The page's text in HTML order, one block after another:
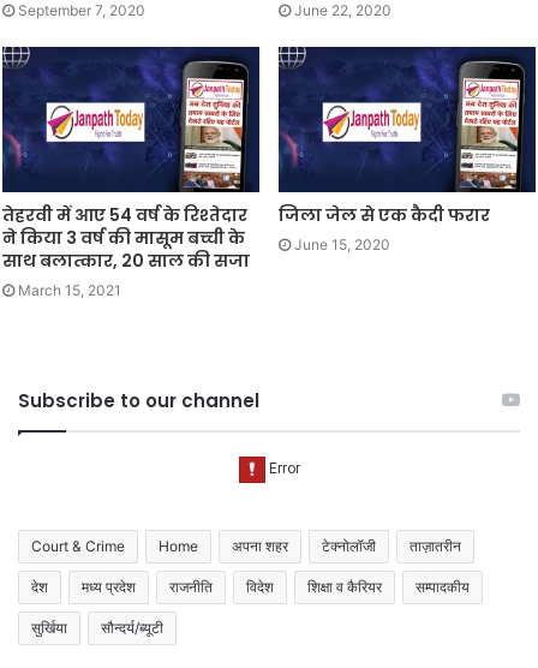
September 7, 2020 June 22, 2020
तेहरवी में आए 54 वर्ष के रिश्तेदार
ने किया 3 वर्ष की मासूम बच्ची के
साथ बलात्कार, 20 साल की सजा
March 15, 2021
जिला जेल से एक कैदी फरार
June 15, 2020
Subscribe to our channel
Court & Crime Home अपना शहर टेक्नोलॉजी ताज़ातरीन
देश मध्य प्रदेश राजनीति विदेश शिक्षा व कैरियर सम्पादकीय
सुर्खिया सौन्दर्य/ब्यूटी